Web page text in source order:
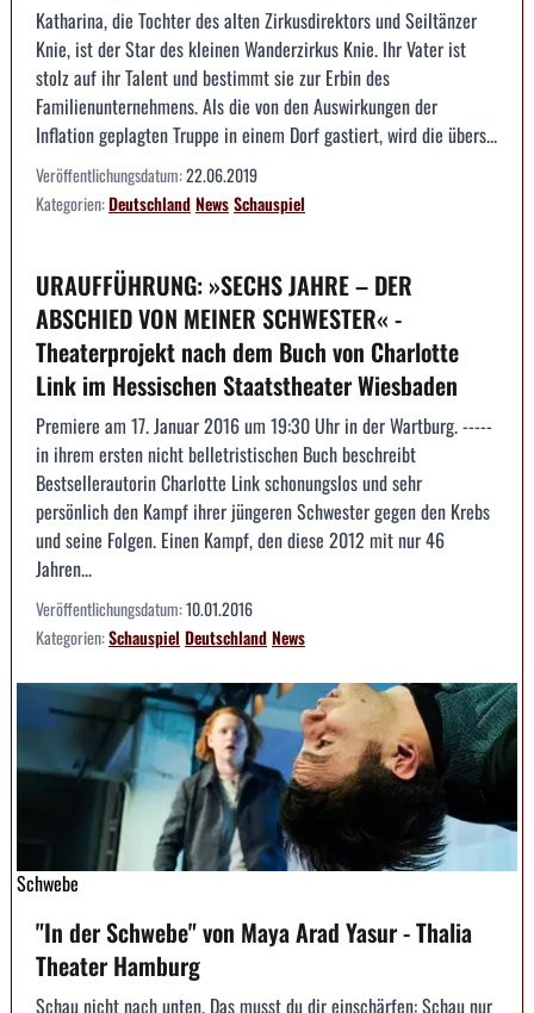
Katharina, die Tochter des alten Zirkusdirektors und Seiltänzer
Knie, ist der Star des kleinen Wanderzirkus Knie. Ihr Vater ist
stolz auf ihr Talent und bestimmt sie zur Erbin des
Familienunternehmens. Als die von den Auswirkungen der
Inflation geplagten Truppe in einem Dorf gastiert, wird die übers...
Veröffentlichungsdatum:22.06.2019
Kategorien:DeutschlandNewsSchauspiel
URAUFFÜHRUNG: »SECHS JAHRE – DER
ABSCHIED VON MEINER SCHWESTER« -
Theaterprojekt nach dem Buch von Charlotte
Link im Hessischen Staatstheater Wiesbaden
Premiere am 17. Januar 2016 um 19:30 Uhr in der Wartburg. -----
in ihrem ersten nicht belletristischen Buch beschreibt
Bestsellerautorin Charlotte Link schonungslos und sehr
persönlich den Kampf ihrer jüngeren Schwester gegen den Krebs
und seine Folgen. Einen Kampf, den diese 2012 mit nur 46
Jahren...
Veröffentlichungsdatum:10.01.2016
Kategorien:Schauspiel DeutschlandNews
Schwebe
"In der Schwebe" von Maya Arad Yasur - Thalia
Theater Hamburg
Schau nicht nach unten. Das musst du dir einschärfen: Schau nur